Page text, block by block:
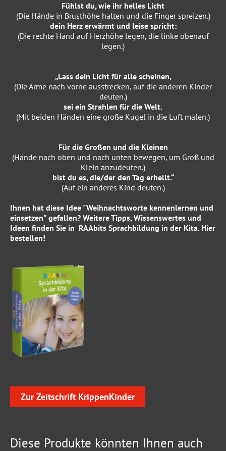
Fühlst du, wie ihr helles Licht
(Die Hände in Brusthöhe halten und die Finger spreizen.)
dein Herz erwärmt und leise spricht:
(Die rechte Hand auf Herzhöhe legen, die linke obenauf
legen.)
„Lass dein Licht für alle scheinen,
(Die Arme nach vorne ausstrecken, auf die anderen Kinder
deuten.)
sei ein Strahlen für die Welt.
(Mit beiden Händen eine große Kugel in die Luft malen.)
Für die Großen und die Kleinen
(Hände nach oben und nach unten bewegen, um Groß und
Klein anzudeuten.)
bist du es, die/der den Tag erhellt.“
(Auf ein anderes Kind deuten.)
Ihnen hat diese Idee "Weihnachtsworte kennenlernen und
einsetzen" gefallen? Weitere Tipps, Wissenswertes und
Ideen finden Sie in RAAbits Sprachbildung in der Kita. Hier
bestellen!
Zur Zeitschrift KrippenKinder
Diese Produkte könnten Ihnen auch